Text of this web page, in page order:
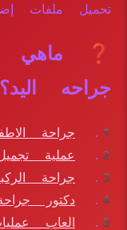
تحميل ملفات
❓ ماهي
جراحه اليد؟
جراحة
عملية
جراحة
دكتور
العاب